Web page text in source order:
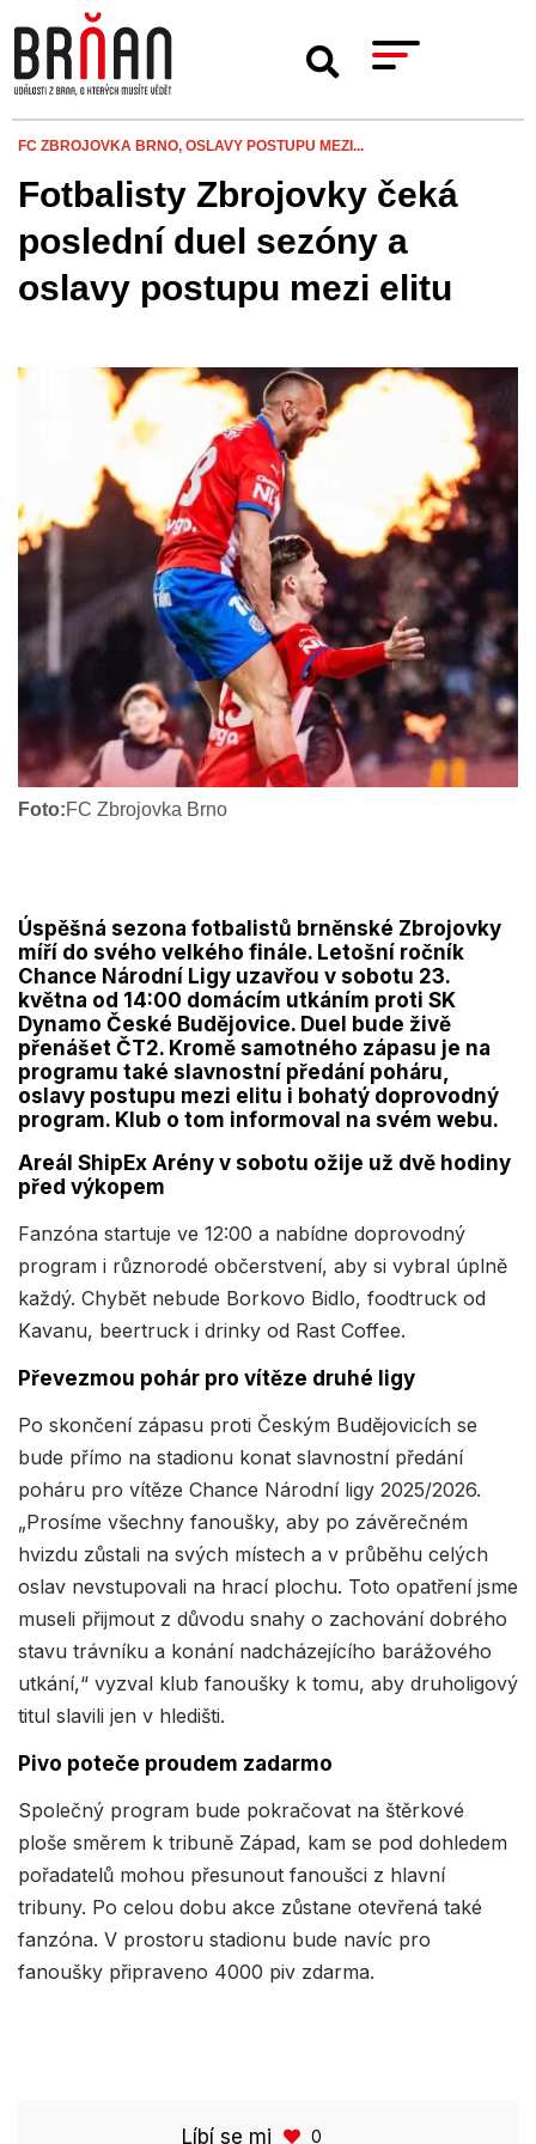
FC ZBROJOVKA BRNO, OSLAVY POSTUPU MEZI...
Fotbalisty Zbrojovky čeká
poslední duel sezóny a
oslavy postupu mezi elitu
Foto:FC Zbrojovka Brno
Úspěšná sezona fotbalistů brněnské Zbrojovky
míří do svého velkého finále. Letošní ročník
Chance Národní Ligy uzavřou v sobotu 23.
května od 14:00 domácím utkáním proti SK
Dynamo České Budějovice. Duel bude živě
přenášet ČT2. Kromě samotného zápasu je na
programu také slavnostní předání poháru,
oslavy postupu mezi elitu i bohatý doprovodný
program. Klub o tom informoval na svém webu.
Areál ShipEx Arény v sobotu ožije už dvě hodiny
před výkopem
Fanzóna startuje ve 12:00 a nabídne doprovodný
program i různorodé občerstvení, aby si vybral úplně
každý. Chybět nebude Borkovo Bidlo, foodtruck od
Kavanu, beertruck i drinky od Rast Coffee.
Převezmou pohár pro vítěze druhé ligy
Po skončení zápasu proti Českým Budějovicích se
bude přímo na stadionu konat slavnostní předání
poháru pro vítěze Chance Národní ligy 2025/2026.
„Prosíme všechny fanoušky, aby po závěrečném
hvizdu zůstali na svých místech a v průběhu celých
oslav nevstupovali na hrací plochu. Toto opatření jsme
museli přijmout z důvodu snahy o zachování dobrého
stavu trávníku a konání nadcházejícího barážového
utkání,“ vyzval klub fanoušky k tomu, aby druholigový
titul slavili jen v hledišti.
Pivo poteče proudem zadarmo
Společný program bude pokračovat na štěrkové
ploše směrem k tribuně Západ, kam se pod dohledem
pořadatelů mohou přesunout fanoušci z hlavní
tribuny. Po celou dobu akce zůstane otevřená také
fanzóna. V prostoru stadionu bude navíc pro
fanoušky připraveno 4000 piv zdarma.
Líbí se mi 0